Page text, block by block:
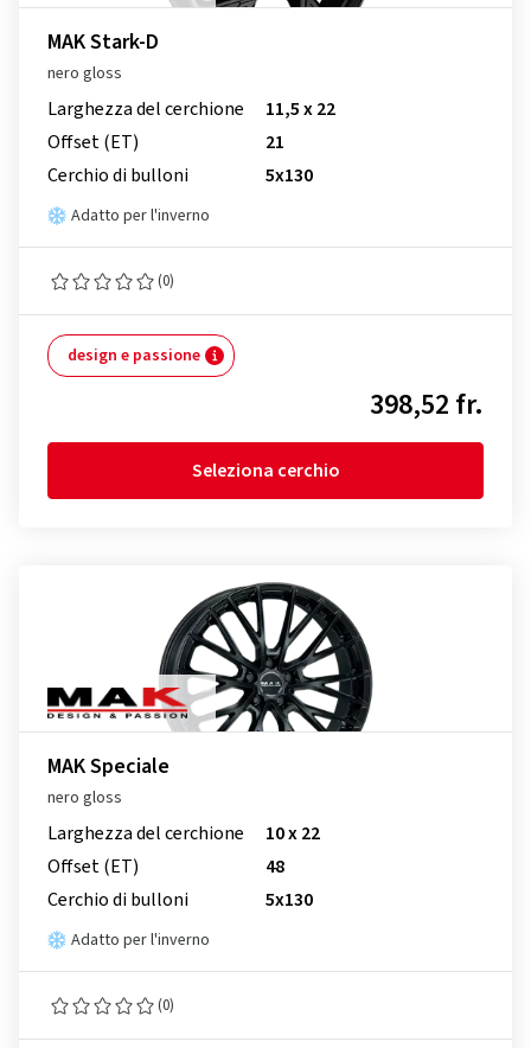
MAK Stark-D
nero gloss
Larghezza del cerchione
11,5 x 22
Offset (ET)
21
Cerchio di bulloni
5x130
Adatto per l'inverno
(0)
design e passione
398,52 fr.
Seleziona cerchio
MAK Speciale
nero gloss
Larghezza del cerchione
10 x 22
Offset (ET)
48
Cerchio di bulloni
5x130
Adatto per l'inverno
(0)